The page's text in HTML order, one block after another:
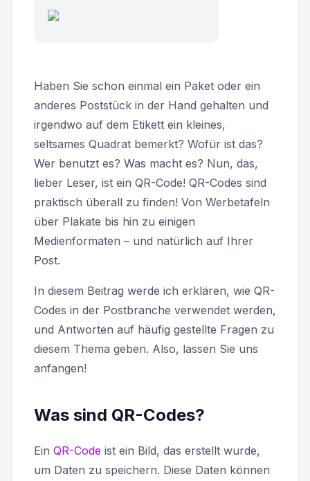
Haben Sie schon einmal ein Paket oder ein
anderes Poststück in der Hand gehalten und
irgendwo auf dem Etikett ein kleines,
seltsames Quadrat bemerkt? Wofür ist das?
Wer benutzt es? Was macht es? Nun, das,
lieber Leser, ist ein QR-Code! QR-Codes sind
praktisch überall zu finden! Von Werbetafeln
über Plakate bis hin zu einigen
Medienformaten – und natürlich auf Ihrer
Post.
In diesem Beitrag werde ich erklären, wie QR-
Codes in der Postbranche verwendet werden,
und Antworten auf häufig gestellte Fragen zu
diesem Thema geben. Also, lassen Sie uns
anfangen!
Was sind QR-Codes?
Ein QR-Code ist ein Bild, das erstellt wurde,
um Daten zu speichern. Diese Daten können